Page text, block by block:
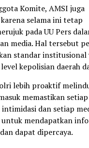
Komite, AMSI juga
selama ini tetap
pada UU Pers
media. Hal tersebut
standar institusional
kepolisian daerah
lebih proaktif
memastikan
dan setiap
mendapatkan
dapat dipercaya.